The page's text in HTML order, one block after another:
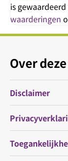
is
waarderingen
Over
Disclaimer